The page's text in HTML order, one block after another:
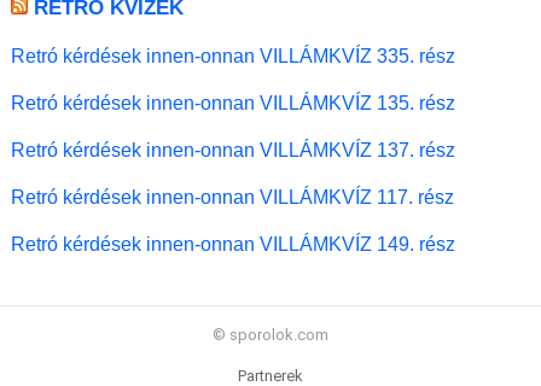
RETRÓ KVÍZEK
Retró kérdések innen-onnan VILLÁMKVÍZ 335. rész
Retró kérdések innen-onnan VILLÁMKVÍZ 135. rész
Retró kérdések innen-onnan VILLÁMKVÍZ 137. rész
Retró kérdések innen-onnan VILLÁMKVÍZ 117. rész
Retró kérdések innen-onnan VILLÁMKVÍZ 149. rész
© sporolok.com
Partnerek